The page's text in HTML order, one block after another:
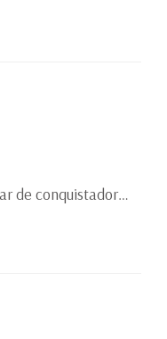
de conquistador…